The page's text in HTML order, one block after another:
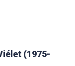
(1975-